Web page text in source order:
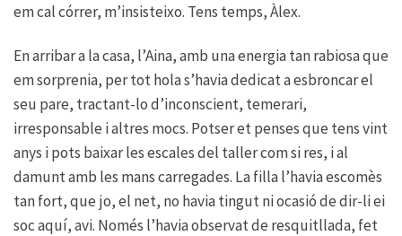
em cal córrer, m’insisteixo. Tens temps, Àlex.
En arribar a la casa, l’Aina, amb una energia tan rabiosa que
em sorprenia, per tot hola s’havia dedicat a esbroncar el
seu pare, tractant-lo d’inconscient, temerari,
irresponsable i altres mocs. Potser et penses que tens vint
anys i pots baixar les escales del taller com si res, i al
damunt amb les mans carregades. La filla l’havia escomès
tan fort, que jo, el net, no havia tingut ni ocasió de dir-li ei
soc aquí, avi. Només l’havia observat de resquitllada, fet